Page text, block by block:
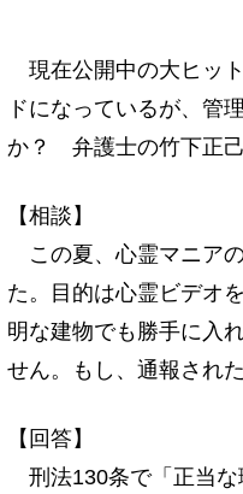
現在公開中の大ヒッ
ドになっているが、管
か？ 弁護士の竹下正己
【相談】
この夏、心霊マニア
た。目的は心霊ビデオ
明な建物でも勝手に入
せん。もし、通報され
【回答】
刑法130条で「正当な